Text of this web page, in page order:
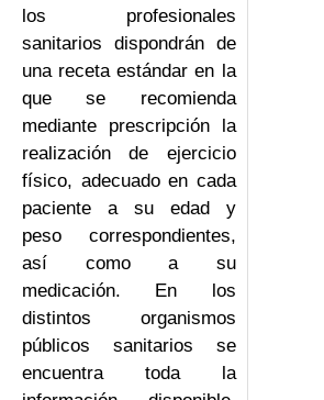
los profesionales
sanitarios dispondrán de
una receta estándar en la
que se recomienda
mediante prescripción la
realización de ejercicio
físico, adecuado en cada
paciente a su edad y
peso correspondientes,
así como a su
medicación. En los
distintos organismos
públicos sanitarios se
encuentra toda la